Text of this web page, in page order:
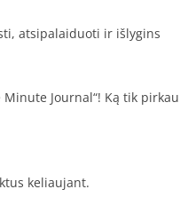
atsipalaiduoti ir išlygins
Journal“! Ką tik pirkau
keliaujant.